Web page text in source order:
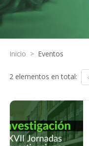
Inicio > Eventos
2 elementos en total: